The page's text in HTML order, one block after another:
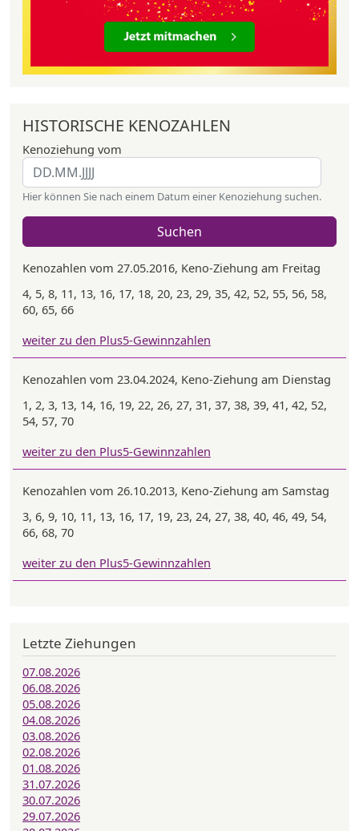
HISTORISCHE KENOZAHLEN
Kenoziehung vom
Hier können Sie nach einem Datum einer Kenoziehung suchen.
Suchen
Kenozahlen vom 27.05.2016, Keno-Ziehung am Freitag
4, 5, 8, 11, 13, 16, 17, 18, 20, 23, 29, 35, 42, 52, 55, 56, 58,
60, 65, 66
weiter zu den Plus5-Gewinnzahlen
Kenozahlen vom 23.04.2024, Keno-Ziehung am Dienstag
1, 2, 3, 13, 14, 16, 19, 22, 26, 27, 31, 37, 38, 39, 41, 42, 52,
54, 57, 70
weiter zu den Plus5-Gewinnzahlen
Kenozahlen vom 26.10.2013, Keno-Ziehung am Samstag
3, 6, 9, 10, 11, 13, 16, 17, 19, 23, 24, 27, 38, 40, 46, 49, 54,
66, 68, 70
weiter zu den Plus5-Gewinnzahlen
Letzte Ziehungen
07.08.2026
06.08.2026
05.08.2026
04.08.2026
03.08.2026
02.08.2026
01.08.2026
31.07.2026
30.07.2026
29.07.2026